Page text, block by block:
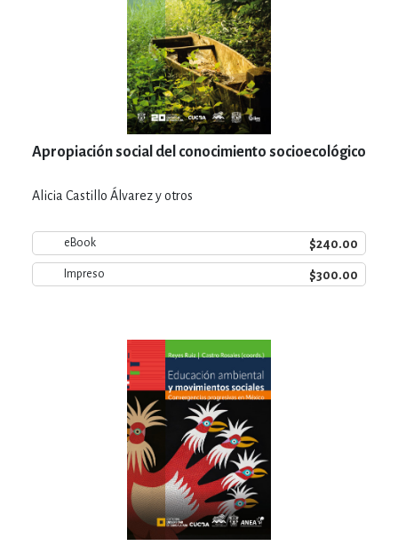
Apropiación social del conocimiento socioecológico
Alicia Castillo Álvarez y otros
eBook $240.00
Impreso $300.00